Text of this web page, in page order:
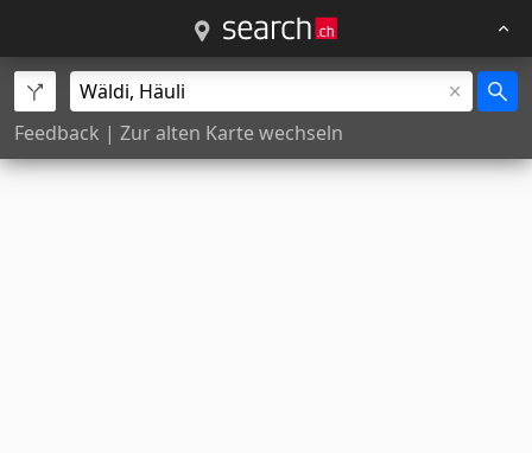
Feedback | Zur alten Karte wechseln